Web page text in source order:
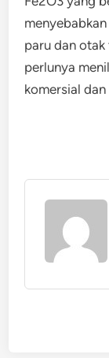
paru dan
perlunya
komersial